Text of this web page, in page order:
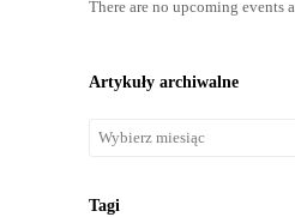
There are no upcoming events
Artykuły archiwalne
Artykuły
Tagi